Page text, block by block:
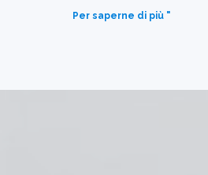
Per saperne di più "